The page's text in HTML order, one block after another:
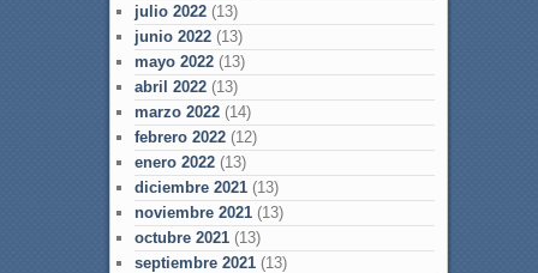
julio 2022(13)
junio 2022(13)
mayo 2022(13)
abril 2022(13)
marzo 2022(14)
febrero 2022(12)
enero 2022(13)
diciembre 2021(13)
noviembre 2021(13)
octubre 2021(13)
septiembre 2021(13)